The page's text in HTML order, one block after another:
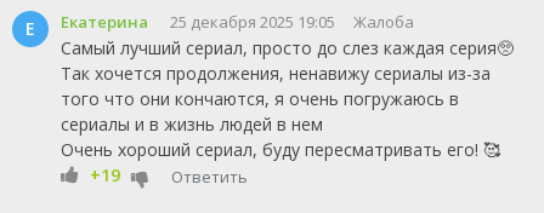
Е Екатерина 25 декабря 2025 19:05 Жалоба
Самый лучший сериал, просто до слез каждая серия🥺
Так хочется продолжения, ненавижу сериалы из-за
того что они кончаются, я очень погружаюсь в
сериалы и в жизнь людей в нем
Очень хороший сериал, буду пересматривать его! 🥰
+19
Ответить